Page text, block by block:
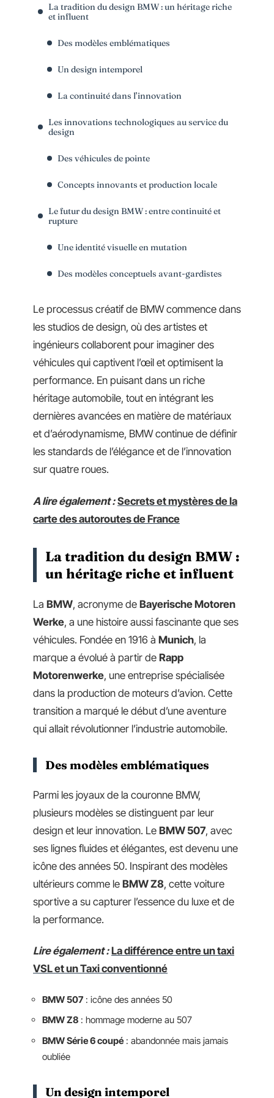
La tradition du design BMW : un héritage riche
et influent
Des modèles emblématiques
Un design intemporel
La continuité dans l’innovation
Les innovations technologiques au service du
design
Des véhicules de pointe
Concepts innovants et production locale
Le futur du design BMW : entre continuité et
rupture
Une identité visuelle en mutation
Des modèles conceptuels avant-gardistes
Le processus créatif de BMW commence dans
les studios de design, où des artistes et
ingénieurs collaborent pour imaginer des
véhicules qui captivent l’œil et optimisent la
performance. En puisant dans un riche
héritage automobile, tout en intégrant les
dernières avancées en matière de matériaux
et d’aérodynamisme, BMW continue de définir
les standards de l’élégance et de l’innovation
sur quatre roues.
A lire également : Secrets et mystères de la
carte des autoroutes de France
La tradition du design BMW :
un héritage riche et influent
La BMW, acronyme de Bayerische Motoren
Werke, a une histoire aussi fascinante que ses
véhicules. Fondée en 1916 à Munich, la
marque a évolué à partir de Rapp
Motorenwerke, une entreprise spécialisée
dans la production de moteurs d’avion. Cette
transition a marqué le début d’une aventure
qui allait révolutionner l’industrie automobile.
Des modèles emblématiques
Parmi les joyaux de la couronne BMW,
plusieurs modèles se distinguent par leur
design et leur innovation. Le BMW 507, avec
ses lignes fluides et élégantes, est devenu une
icône des années 50. Inspirant des modèles
ultérieurs comme le BMW Z8, cette voiture
sportive a su capturer l’essence du luxe et de
la performance.
Lire également : La différence entre un taxi
VSL et un Taxi conventionné
BMW 507 : icône des années 50
BMW Z8 : hommage moderne au 507
BMW Série 6 coupé : abandonnée mais jamais
oubliée
Un design intemporel